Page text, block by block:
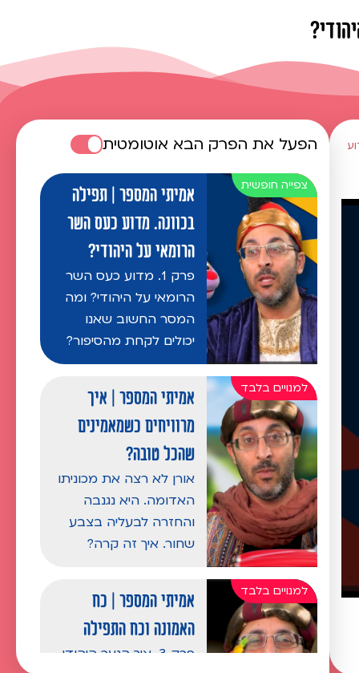
הפעל את הפרק הבא אוטומטית
אמיתי המספר | תפילה
בכוונה. מדוע כעס השר
הרומאי על היהודי?
פרק 1. מדוע כעס השר
הרומאי על היהודי? ומה
המסר החשוב שאנו
יכולים לקחת מהסיפור?
אמיתי המספר | איך
מרוויחים כשמאמינים
שהכל טובה?
אורן לא רצה את מכוניתו
האדומה. היא נגנבה
והחזרה לבעליה בצבע
שחור. איך זה קרה?
אמיתי המספר | כח
האמונה וכח התפילה
פרק 3. איך הנער היהודי